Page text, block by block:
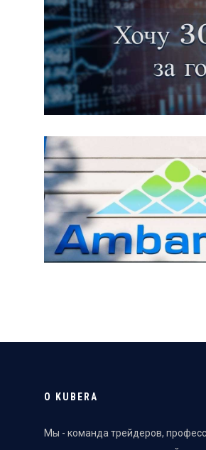
О KUBERA
Мы - команда трейдеров,